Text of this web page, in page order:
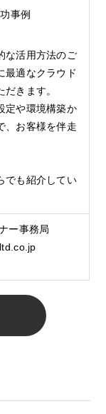
事例
な活用方法のご
最適なクラウド
きます。
定や環境構築か
、​お客様を伴走
でも紹介してい
ー事務局